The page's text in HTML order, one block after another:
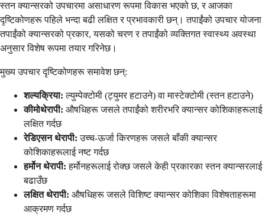
स्तन क्यान्सरको उपचारमा असाधारण रूपमा विकास भएको छ, र आजका
दृष्टिकोणहरू पहिले भन्दा बढी लक्षित र प्रभावकारी छन्। तपाईंको उपचार योजना
तपाईंको क्यान्सरको प्रकार, यसको चरण र तपाईंको व्यक्तिगत स्वास्थ्य अवस्था
अनुसार विशेष रूपमा तयार गरिनेछ।
मुख्य उपचार दृष्टिकोणहरू समावेश छन्:
शल्यक्रिया: ल्युम्पेक्टोमी (ट्युमर हटाउने) वा मास्टेक्टोमी (स्तन हटाउने)
कीमोथेरापी: औषधिहरू जसले तपाईंको शरीरभरि क्यान्सर कोशिकाहरूलाई
लक्षित गर्दछ
रेडिएसन थेरापी: उच्च-ऊर्जा किरणहरू जसले बाँकी क्यान्सर
कोशिकाहरूलाई नष्ट गर्दछ
हर्मोन थेरापी: हर्मोनहरूलाई रोक्छ जसले केही प्रकारका स्तन क्यान्सरलाई
बढाउँछ
लक्षित थेरापी: औषधिहरू जसले विशिष्ट क्यान्सर कोशिका विशेषताहरूमा
आक्रमण गर्दछ